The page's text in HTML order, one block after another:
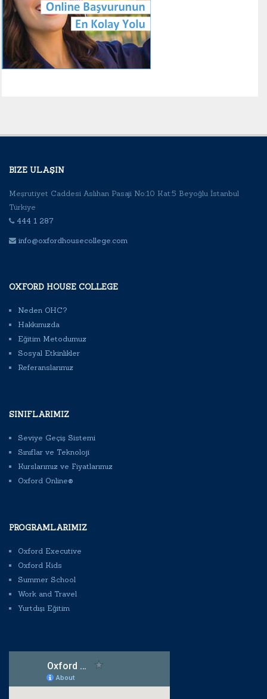
BIZE ULAŞIN
Meşrutiyet Caddesi Aslıhan Pasaji No:10 Kat:5 Beyoğlu İstanbul
Türkiye
444 1 287
info@oxfordhousecollege.com
OXFORD HOUSE COLLEGE
Neden OHC?
Hakkımızda
Eğitim Metodumuz
Sosyal Etkinlikler
Referanslarımız
SINIFLARIMIZ
Seviye Geçiş Sistemi
Sınıflar ve Teknoloji
Kurslarımız ve Fiyatlarımız
Oxford Online®
PROGRAMLARIMIZ
Oxford Executive
Oxford Kids
Summer School
Work and Travel
Yurtdışı Eğitim